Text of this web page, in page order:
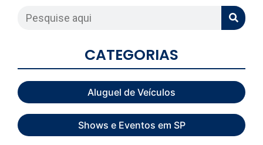
CATEGORIAS
Aluguel de Veículos
Shows e Eventos em SP